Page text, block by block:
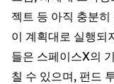
젝트 등 아직 충분
이 계획대로 실행되
들은 스페이스X의
칠 수 있으며, 펀드